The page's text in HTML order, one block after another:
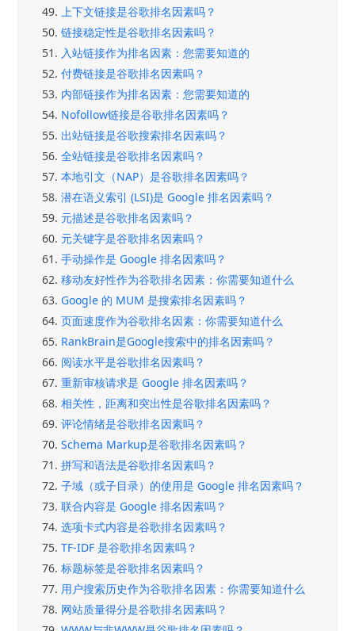
49. 上下文链接是谷歌排名因素吗？
50. 链接稳定性是谷歌排名因素吗？
51. 入站链接作为排名因素：您需要知道的
52. 付费链接是谷歌排名因素吗？
53. 内部链接作为排名因素：您需要知道的
54. Nofollow链接是谷歌排名因素吗？
55. 出站链接是谷歌搜索排名因素吗？
56. 全站链接是谷歌排名因素吗？
57. 本地引文（NAP）是谷歌排名因素吗？
58. 潜在语义索引 (LSI)是 Google 排名因素吗？
59. 元描述是谷歌排名因素吗？
60. 元关键字是谷歌排名因素吗？
61. 手动操作是 Google 排名因素吗？
62. 移动友好性作为谷歌排名因素：你需要知道什么
63. Google 的 MUM 是搜索排名因素吗？
64. 页面速度作为谷歌排名因素：你需要知道什么
65. RankBrain是Google搜索中的排名因素吗？
66. 阅读水平是谷歌排名因素吗？
67. 重新审核请求是 Google 排名因素吗？
68. 相关性，距离和突出性是谷歌排名因素吗？
69. 评论情绪是谷歌排名因素吗？
70. Schema Markup是谷歌排名因素吗？
71. 拼写和语法是谷歌排名因素吗？
72. 子域（或子目录）的使用是 Google 排名因素吗？
73. 联合内容是 Google 排名因素吗？
74. 选项卡式内容是谷歌排名因素吗？
75. TF-IDF 是谷歌排名因素吗？
76. 标题标签是谷歌排名因素吗？
77. 用户搜索历史作为谷歌排名因素：你需要知道什么
78. 网站质量得分是谷歌排名因素吗？